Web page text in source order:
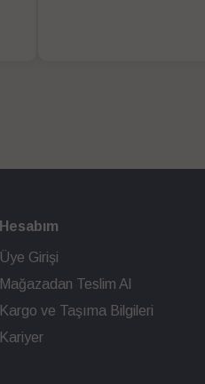
Hesabım
Üye Girişi
Mağazadan Teslim Al
Kargo ve Taşıma Bilgileri
Kariyer